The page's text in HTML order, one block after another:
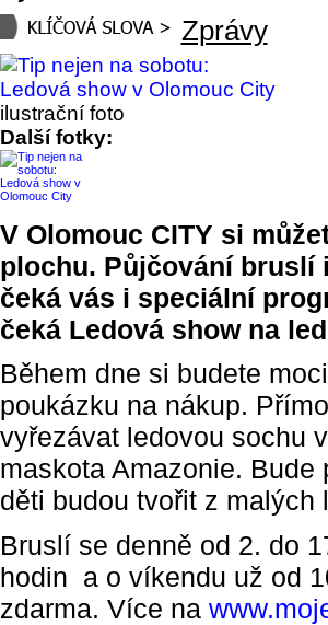
Zprávy
ilustrační foto
Další fotky:
V Olomouc CITY si
plochu. Půjčování bruslí
čeká vás i speciální
čeká Ledová show na
Během dne si budete
poukázku na nákup.
vyřezávat ledovou sochu
maskota Amazonie.
děti budou tvořit z malých
Bruslí se denně od 2. do
hodin a o víkendu už od
zdarma. Více na